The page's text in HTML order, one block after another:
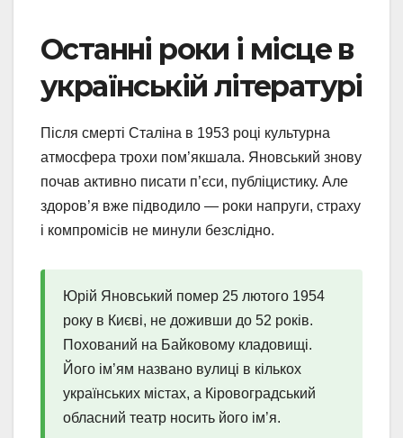
Останні роки і місце в
українській літературі
Після смерті Сталіна в 1953 році культурна
атмосфера трохи пом’якшала. Яновський знову
почав активно писати п’єси, публіцистику. Але
здоров’я вже підводило — роки напруги, страху
і компромісів не минули безслідно.
Юрій Яновський помер 25 лютого 1954
року в Києві, не доживши до 52 років.
Похований на Байковому кладовищі.
Його ім’ям названо вулиці в кількох
українських містах, а Кіровоградський
обласний театр носить його ім’я.